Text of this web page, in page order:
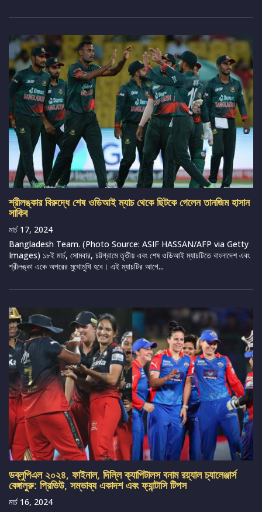
শ্রীলঙ্কার বিরুদ্ধে শেষ ওডিআই ম্যাচ থেকে ছিটকে গেলেন তানজিম হাসান
সাকিব
মার্চ 17, 2024
Bangladesh Team. (Photo Source: ASIF HASSAN/AFP via Getty
Images) ১৮ই মার্চ, সোমবার, চট্টগ্রামে তৃতীয় এবং শেষ ওডিআই ম্যাচটিতে বাংলাদেশ এবং
শ্রীলঙ্কা একে অপরের মুখোমুখি হবে। এই ম্যাচটির আগে...
ডব্লুপিএল ২০২৪, ফাইনাল, দিল্লি ক্যাপিটালস বনাম রয়্যাল চ্যালেঞ্জার্স
বেঙ্গালুরু: প্রিভিউ, সম্ভাব্য একাদশ এবং ফ্যান্টাসি টিপস
মার্চ 16, 2024